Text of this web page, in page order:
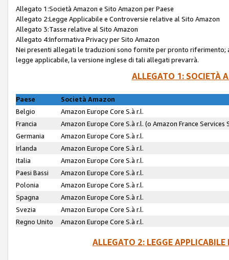
Allegato 1:Società Amazon e Sito Amazon per Paese
Allegato 2:Legge Applicabile e Controversie relative al Sito Amazon
Allegato 3:Tasse relative al Sito Amazon
Allegato 4:Informativa Privacy per Sito Amazon
Nei presenti allegati le traduzioni sono fornite per pronto riferimento;
legge applicabile, la versione inglese di tali allegati prevarrà.
ALLEGATO 1: SOCIETÀ
Paese
Società Amazon
Belgio
Amazon Europe Core S.à r.l.
Francia
Amazon Europe Core S.à r.l. (o Amazon France
Germania
Amazon Europe Core S.à r.l.
Irlanda
Amazon Europe Core S.à r.l.
Italia
Amazon Europe Core S.à r.l.
Paesi Bassi
Amazon Europe Core S.à r.l.
Polonia
Amazon Europe Core S.à r.l.
Spagna
Amazon Europe Core S.à r.l.
Svezia
Amazon Europe Core S.à r.l.
Regno Unito
Amazon Europe Core S.à r.l.
ALLEGATO 2: LEGGE